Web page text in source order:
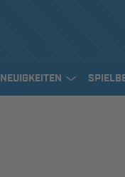
NEUIGKEITEN